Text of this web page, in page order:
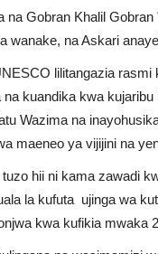
na Gobran Khalil
wanake, na Askari
lilitangazia
kuandika kwa
Wazima na
maeneo ya vijijini na
hii ni kama zawadi
la kufuta ujinga wa
kwa kufikia mwaka